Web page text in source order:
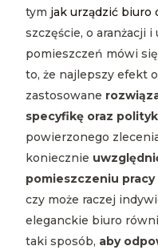
tym jak urządzić biuro
szczęście, o aranżacji
pomieszczeń mówi
to, że najlepszy efekt
zastosowane
specyfikę oraz
powierzonego
koniecznie
pomieszczeniu pracy
czy może raczej
eleganckie biuro
taki sposób, aby